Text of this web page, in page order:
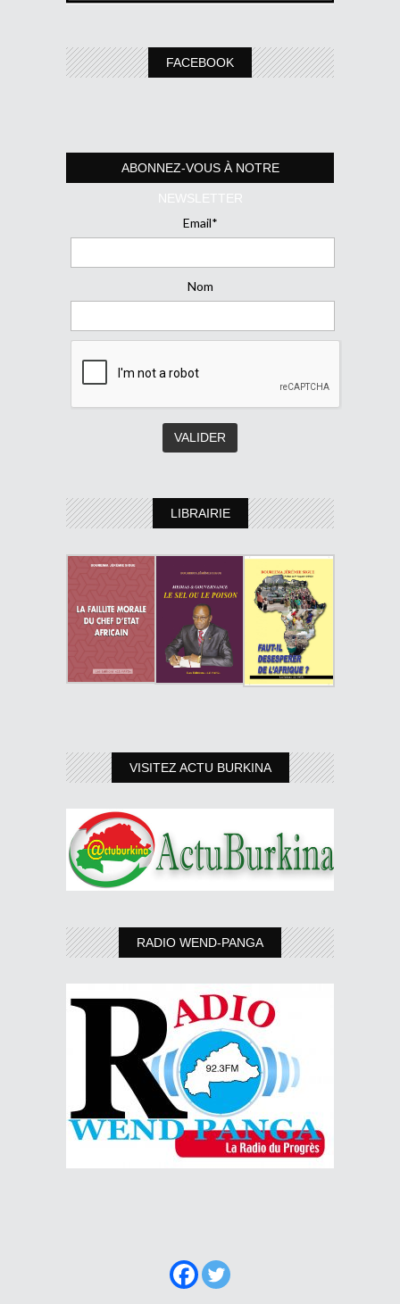
FACEBOOK
ABONNEZ-VOUS À NOTRE
NEWSLETTER
Email*
Nom
LIBRAIRIE
VISITEZ ACTU BURKINA
RADIO WEND-PANGA